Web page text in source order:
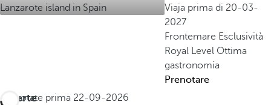
Viaja prima di 20-03-
2027
Frontemare Esclusività
Royal Level Ottima
gastronomia
Prenotare
Offerte
Prenotate prima 22-09-2026